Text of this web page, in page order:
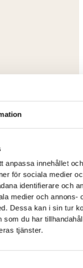
anpassa innehållet
för sociala medier
identifierare och
medier och annons-
Dessa kan i sin tur
som du har
tjänster.